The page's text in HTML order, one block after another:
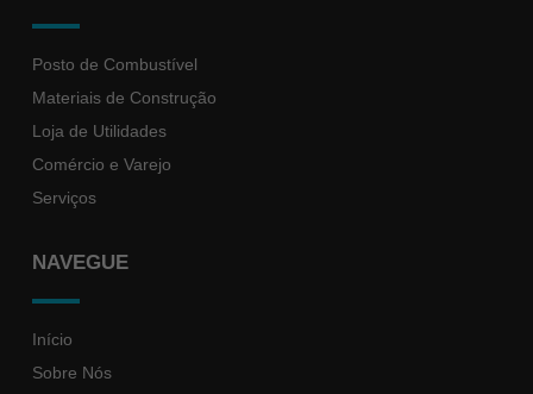
Posto de Combustível
Materiais de Construção
Loja de Utilidades
Comércio e Varejo
Serviços
NAVEGUE
Início
Sobre Nós